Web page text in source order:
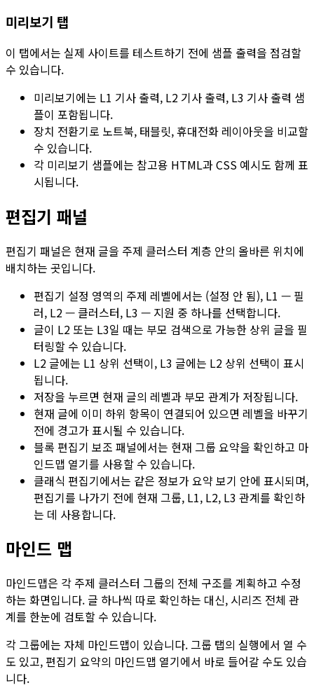
미리보기 탭
이 탭에서는 실제 사이트를 테스트하기 전에 샘플 출력을 점검할
수 있습니다.
미리보기에는 L1 기사 출력, L2 기사 출력, L3 기사 출력 샘
플이 포함됩니다.
장치 전환기로 노트북, 태블릿,휴대전화 레이아웃을 비교할
수 있습니다.
각 미리보기 샘플에는 참고용 HTML과 CSS 예시도 함께 표
시됩니다.
편집기 패널
편집기 패널은 현재 글을 주제 클러스터 계층 안의 올바른 위치에
배치하는 곳입니다.
편집기 설정 영역의 주제 레벨에서는 (설정 안 됨), L1 — 필
러, L2 — 클러스터, L3 — 지원 중 하나를 선택합니다.
글이 L2 또는 L3일 때는 부모 검색으로 가능한 상위 글을 필
터링할 수 있습니다.
L2글에는 L1 상위 선택이, L3 글에는 L2 상위 선택이 표시
됩니다.
저장을 누르면 현재 글의 레벨과 부모 관계가 저장됩니다.
현재 글에 이미 하위 항목이 연결되어 있으면 레벨을 바꾸기
전에 경고가 표시될 수 있습니다.
블록 편집기 보조 패널에서는 현재 그룹 요약을 확인하고 마
인드맵 열기를 사용할 수 있습니다.
클래식 편집기에서는 같은 정보가요약보기 안에 표시되며,
편집기를 나가기 전에 현재 그룹, L1, L2, L3 관계를 확인하
는 데 사용합니다.
마인드 맵
마인드맵은 각 주제 클러스터 그룹의 전체 구조를 계획하고 수정
하는 화면입니다. 글 하나씩 따로 확인하는 대신, 시리즈 전체 관
계를 한눈에 검토할 수 있습니다.
각 그룹에는 자체 마인드맵이 있습니다. 그룹 탭의 실행에서 열 수
도 있고, 편집기 요약의 마인드맵 열기에서 바로 들어갈 수도 있습
니다.